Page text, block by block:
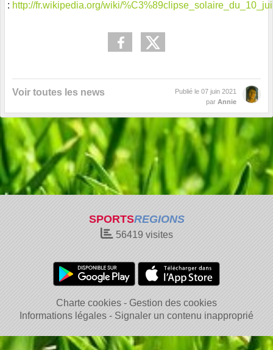
: http://fr.wikipedia.org/wiki/
Voir toutes les news Publié le 07 juin 2021
par Annie
SPORTSREGIONS
56419 visites
Charte cookies
Gestion des cookies
Informations légales
Signaler un contenu inapproprié